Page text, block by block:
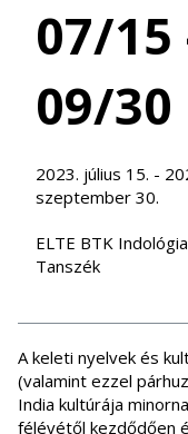
07/15
09/30
2023. július 15. -
szeptember 30.
ELTE BTK Indológia
Tanszék
A keleti nyelvek és
(valamint ezzel
India kultúrája
félévétől kezdődően